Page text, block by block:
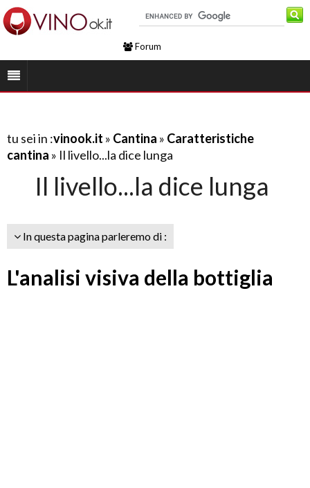
Forum
tu sei in :vinook.it » Cantina » Caratteristiche
cantina » Il livello...la dice lunga
Il livello...la dice lunga
In questa pagina parleremo di :
L'analisi visiva della bottiglia